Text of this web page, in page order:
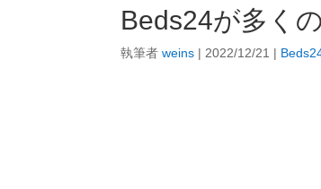
Beds24が多く
執筆者weins | 2022/12/21 |